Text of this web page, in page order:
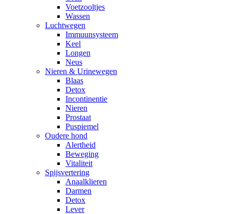
Voetzooltjes
Wassen
Luchtwegen
Immuunsysteem
Keel
Longen
Neus
Nieren & Urinewegen
Blaas
Detox
Incontinentie
Nieren
Prostaat
Puspiemel
Oudere hond
Alertheid
Beweging
Vitaliteit
Spijsvertering
Anaalklieren
Darmen
Detox
Lever